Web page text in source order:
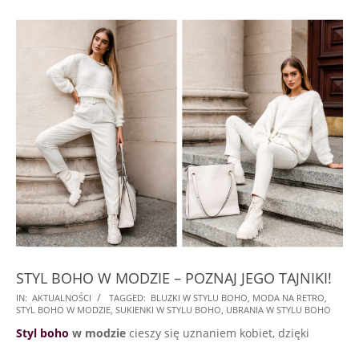
STYL BOHO W MODZIE – POZNAJ JEGO TAJNIKI!
2025-
08-
08
IN: AKTUALNOŚCI TAGGED: BLUZKI W STYLU BOHO MODA NA RETRO
STYL BOHO W MODZIE SUKIENKI W STYLU BOHO UBRANIA W STYLU BOHO
Styl boho w modzie cieszy się uznaniem kobiet, dzięki